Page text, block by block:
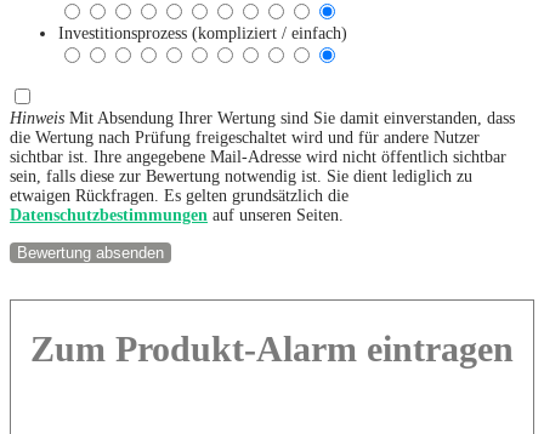
Investitionsprozess (kompliziert / einfach)
Hinweis Mit Absendung Ihrer Wertung sind Sie damit einverstanden, dass
die Wertung nach Prüfung freigeschaltet wird und für andere Nutzer
sichtbar ist. Ihre angegebene Mail-Adresse wird nicht öffentlich sichtbar
sein, falls diese zur Bewertung notwendig ist. Sie dient lediglich zu
etwaigen Rückfragen. Es gelten grundsätzlich die
Datenschutzbestimmungen auf unseren Seiten.
Zum Produkt-Alarm eintragen